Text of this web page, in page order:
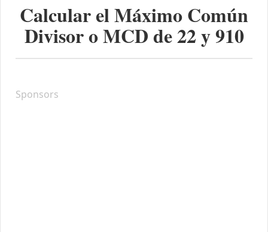
Calcular el Máximo Común
Divisor o MCD de22y910
Sponsors